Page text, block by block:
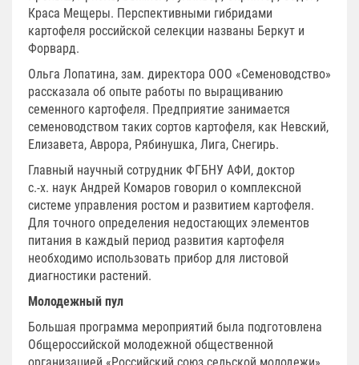
Краса Мещеры. Перспективными гибридами
картофеля российской селекции названы Беркут и
Форвард.
Ольга Лопатина, зам. директора ООО «Семеноводство»
рассказала об опыте работы по выращиванию
семенного картофеля. Предприятие занимается
семеноводством таких сортов картофеля, как Невский,
Елизавета, Аврора, Рябинушка, Лига, Снегирь.
Главный научный сотрудник ФГБНУ АФИ, доктор
с.-х. наук Андрей Комаров говорил о комплексной
системе управления ростом и развитием картофеля.
Для точного определения недостающих элементов
питания в каждый период развития картофеля
необходимо использовать прибор для листовой
диагностики растений.
Молодежный пул
Большая программа мероприятий была подготовлена
Общероссийской молодежной общественной